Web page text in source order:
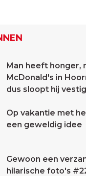
Man heeft honger,
McDonald's in
dus sloopt hij
Op vakantie met
een geweldig idee
Gewoon een
hilarische foto's